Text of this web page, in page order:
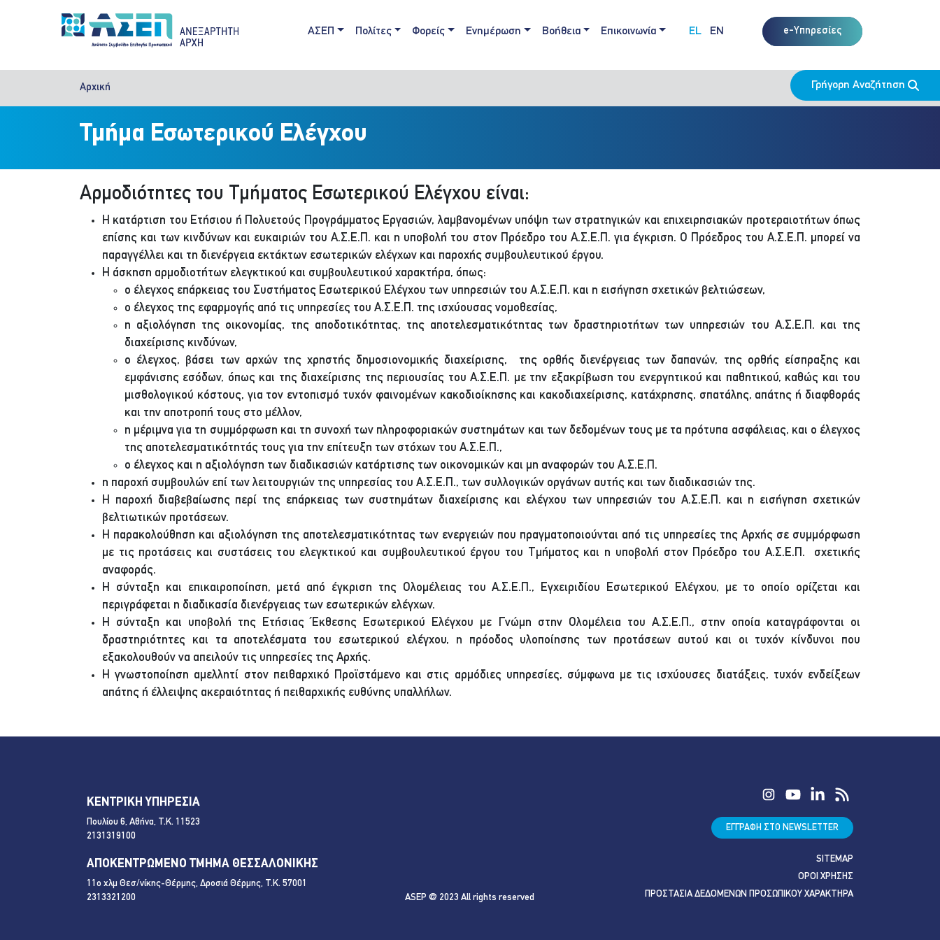
Main navigation
ΑΣΕΠ Πολίτες Φορείς Ενημέρωση Βοήθεια Επικοινωνία EL EN e-Υπηρεσίες
Αρχική
Τμήμα Εσωτερικού Ελέγχου
Γρήγορη Αναζήτηση
Αρμοδιότητες του Τμήματος Εσωτερικού Ελέγχου είναι:
Η κατάρτιση του Ετήσιου ή Πολυετούς Προγράμματος Εργασιών, λαμβανομένων υπόψη των στρατηγικών και επιχειρησιακών προτεραιοτήτων όπως
επίσης και των κινδύνων και ευκαιριών του Α.Σ.Ε.Π. και η υποβολή του στον Πρόεδρο του Α.Σ.Ε.Π. για έγκριση. Ο Πρόεδρος του Α.Σ.Ε.Π. μπορεί να
παραγγέλλει και τη διενέργεια εκτάκτων εσωτερικών ελέγχων και παροχής συμβουλευτικού έργου.
Η άσκηση αρμοδιοτήτων ελεγκτικού και συμβουλευτικού χαρακτήρα, όπως:
ο έλεγχος επάρκειας του Συστήματος Εσωτερικού Ελέγχου των υπηρεσιών του Α.Σ.Ε.Π. και η εισήγηση σχετικών βελτιώσεων,
ο έλεγχος της εφαρμογής από τις υπηρεσίες του Α.Σ.Ε.Π. της ισχύουσας νομοθεσίας,
η αξιολόγηση της οικονομίας, της αποδοτικότητας, της αποτελεσματικότητας των δραστηριοτήτων των υπηρεσιών του Α.Σ.Ε.Π. και της
διαχείρισης κινδύνων,
ο έλεγχος, βάσει των αρχών της χρηστής δημοσιονομικής διαχείρισης, της ορθής διενέργειας των δαπανών, της ορθής είσπραξης και
εμφάνισης εσόδων, όπως και της διαχείρισης της περιουσίας του Α.Σ.Ε.Π. με την εξακρίβωση του ενεργητικού και παθητικού, καθώς και του
μισθολογικού κόστους, για τον εντοπισμό τυχόν φαινομένων κακοδιοίκησης και κακοδιαχείρισης, κατάχρησης, σπατάλης, απάτης ή διαφθοράς
και την αποτροπή τους στο μέλλον,
η μέριμνα για τη συμμόρφωση και τη συνοχή των πληροφοριακών συστημάτων και των δεδομένων τους με τα πρότυπα ασφάλειας, και ο έλεγχος
της αποτελεσματικότητάς τους για την επίτευξη των στόχων του Α.Σ.Ε.Π.,
ο έλεγχος και η αξιολόγηση των διαδικασιών κατάρτισης των οικονομικών και μη αναφορών του Α.Σ.Ε.Π.
η παροχή συμβουλών επί των λειτουργιών της υπηρεσίας του Α.Σ.Ε.Π., των συλλογικών οργάνων αυτής και των διαδικασιών της.
Η παροχή διαβεβαίωσης περί της επάρκειας των συστημάτων διαχείρισης και ελέγχου των υπηρεσιών του Α.Σ.Ε.Π. και η εισήγηση σχετικών
βελτιωτικών προτάσεων.
Η παρακολούθηση και αξιολόγηση της αποτελεσματικότητας των ενεργειών που πραγματοποιούνται από τις υπηρεσίες της Αρχής σε συμμόρφωση
με τις προτάσεις και συστάσεις του ελεγκτικού και συμβουλευτικού έργου του Τμήματος και η υποβολή στον Πρόεδρο του Α.Σ.Ε.Π. σχετικής
αναφοράς.
Η σύνταξη και επικαιροποίηση, μετά από έγκριση της Ολομέλειας του Α.Σ.Ε.Π., Εγχειριδίου Εσωτερικού Ελέγχου, με το οποίο ορίζεται και
περιγράφεται η διαδικασία διενέργειας των εσωτερικών ελέγχων.
Η σύνταξη και υποβολή της Ετήσιας Έκθεσης Εσωτερικού Ελέγχου με Γνώμη στην Ολομέλεια του Α.Σ.Ε.Π., στην οποία καταγράφονται οι
δραστηριότητες και τα αποτελέσματα του εσωτερικού ελέγχου, η πρόοδος υλοποίησης των προτάσεων αυτού και οι τυχόν κίνδυνοι που
εξακολουθούν να απειλούν τις υπηρεσίες της Αρχής.
Η γνωστοποίηση αμελλητί στον πειθαρχικό Προϊστάμενο και στις αρμόδιες υπηρεσίες, σύμφωνα με τις ισχύουσες διατάξεις, τυχόν ενδείξεων
απάτης ή έλλειψης ακεραιότητας ή πειθαρχικής ευθύνης υπαλλήλων.
ΚΕΝΤΡΙΚΗ ΥΠΗΡΕΣΙΑ
Πουλίου 6, Αθήνα, Τ.Κ. 11523
2131319100
ΑΠΟΚΕΝΤΡΩΜΕΝΟ ΤΜΗΜΑ ΘΕΣΣΑΛΟΝΙΚΗΣ
11ο χλμ Θεσ/νίκης-Θέρμης, Δροσιά Θέρμης, Τ.Κ. 57001
2313321200
ASEP @ 2023 All rights reserved
ΕΓΓΡΑΦΗ ΣΤΟ NEWSLETTER
SITEMAP
ΟΡΟΙ ΧΡΗΣΗΣ
ΠΡΟΣΤΑΣΙΑ ΔΕΔΟΜΕΝΩΝ ΠΡΟΣΩΠΙΚΟΥ ΧΑΡΑΚΤΗΡΑ